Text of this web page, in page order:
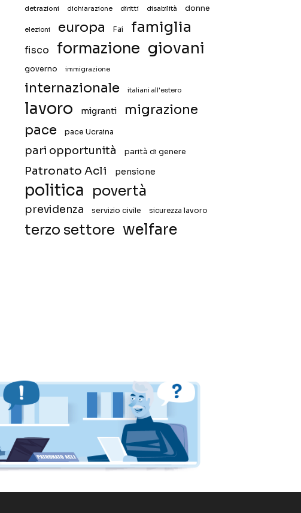
detrazioni dichiarazione diritti disabilità donne
elezioni europa Fai famiglia
fisco formazione giovani
governo immigrazione
internazionale italiani all'estero
lavoro migranti
migrazione
pace
pace Ucraina
pari opportunità parità di genere
Patronato Acli pensione
politica povertà
previdenza servizio civile sicurezza lavoro
terzo settore welfare